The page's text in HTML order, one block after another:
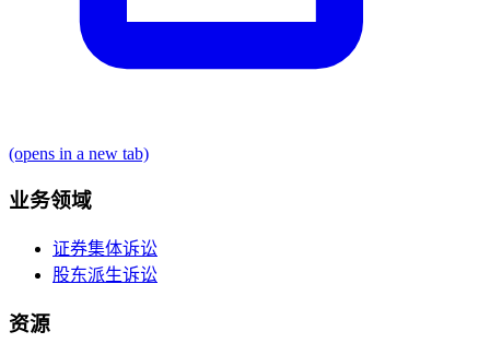
(opens in a new tab)
业务领域
证券集体诉讼
股东派生诉讼
资源